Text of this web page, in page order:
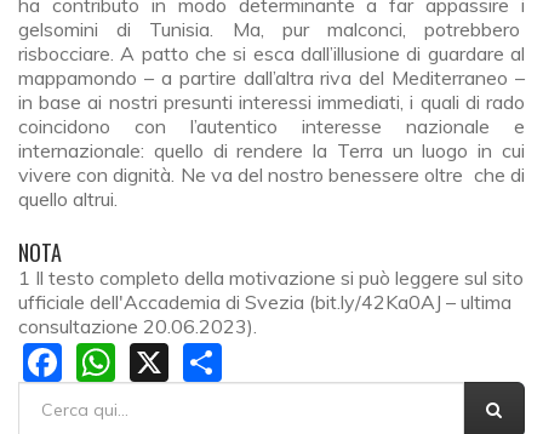
ha contributo in modo determinante a far appassire i
gelsomini di Tunisia. Ma, pur malconci, potrebbero
risbocciare. A patto che si esca dall’illusione di guardare al
mappamondo – a partire dall’altra riva del Mediterraneo –
in base ai nostri presunti interessi immediati, i quali di rado
coincidono con l’autentico interesse nazionale e
internazionale: quello di rendere la Terra un luogo in cui
vivere con dignità. Ne va del nostro benessere oltre che di
quello altrui.
NOTA
1 Il testo completo della motivazione si può leggere sul sito
ufficiale dell'Accademia di Svezia (bit.ly/42Ka0AJ – ultima
consultazione 20.06.2023).
Facebook
WhatsApp
X
FORM DI RICERCA